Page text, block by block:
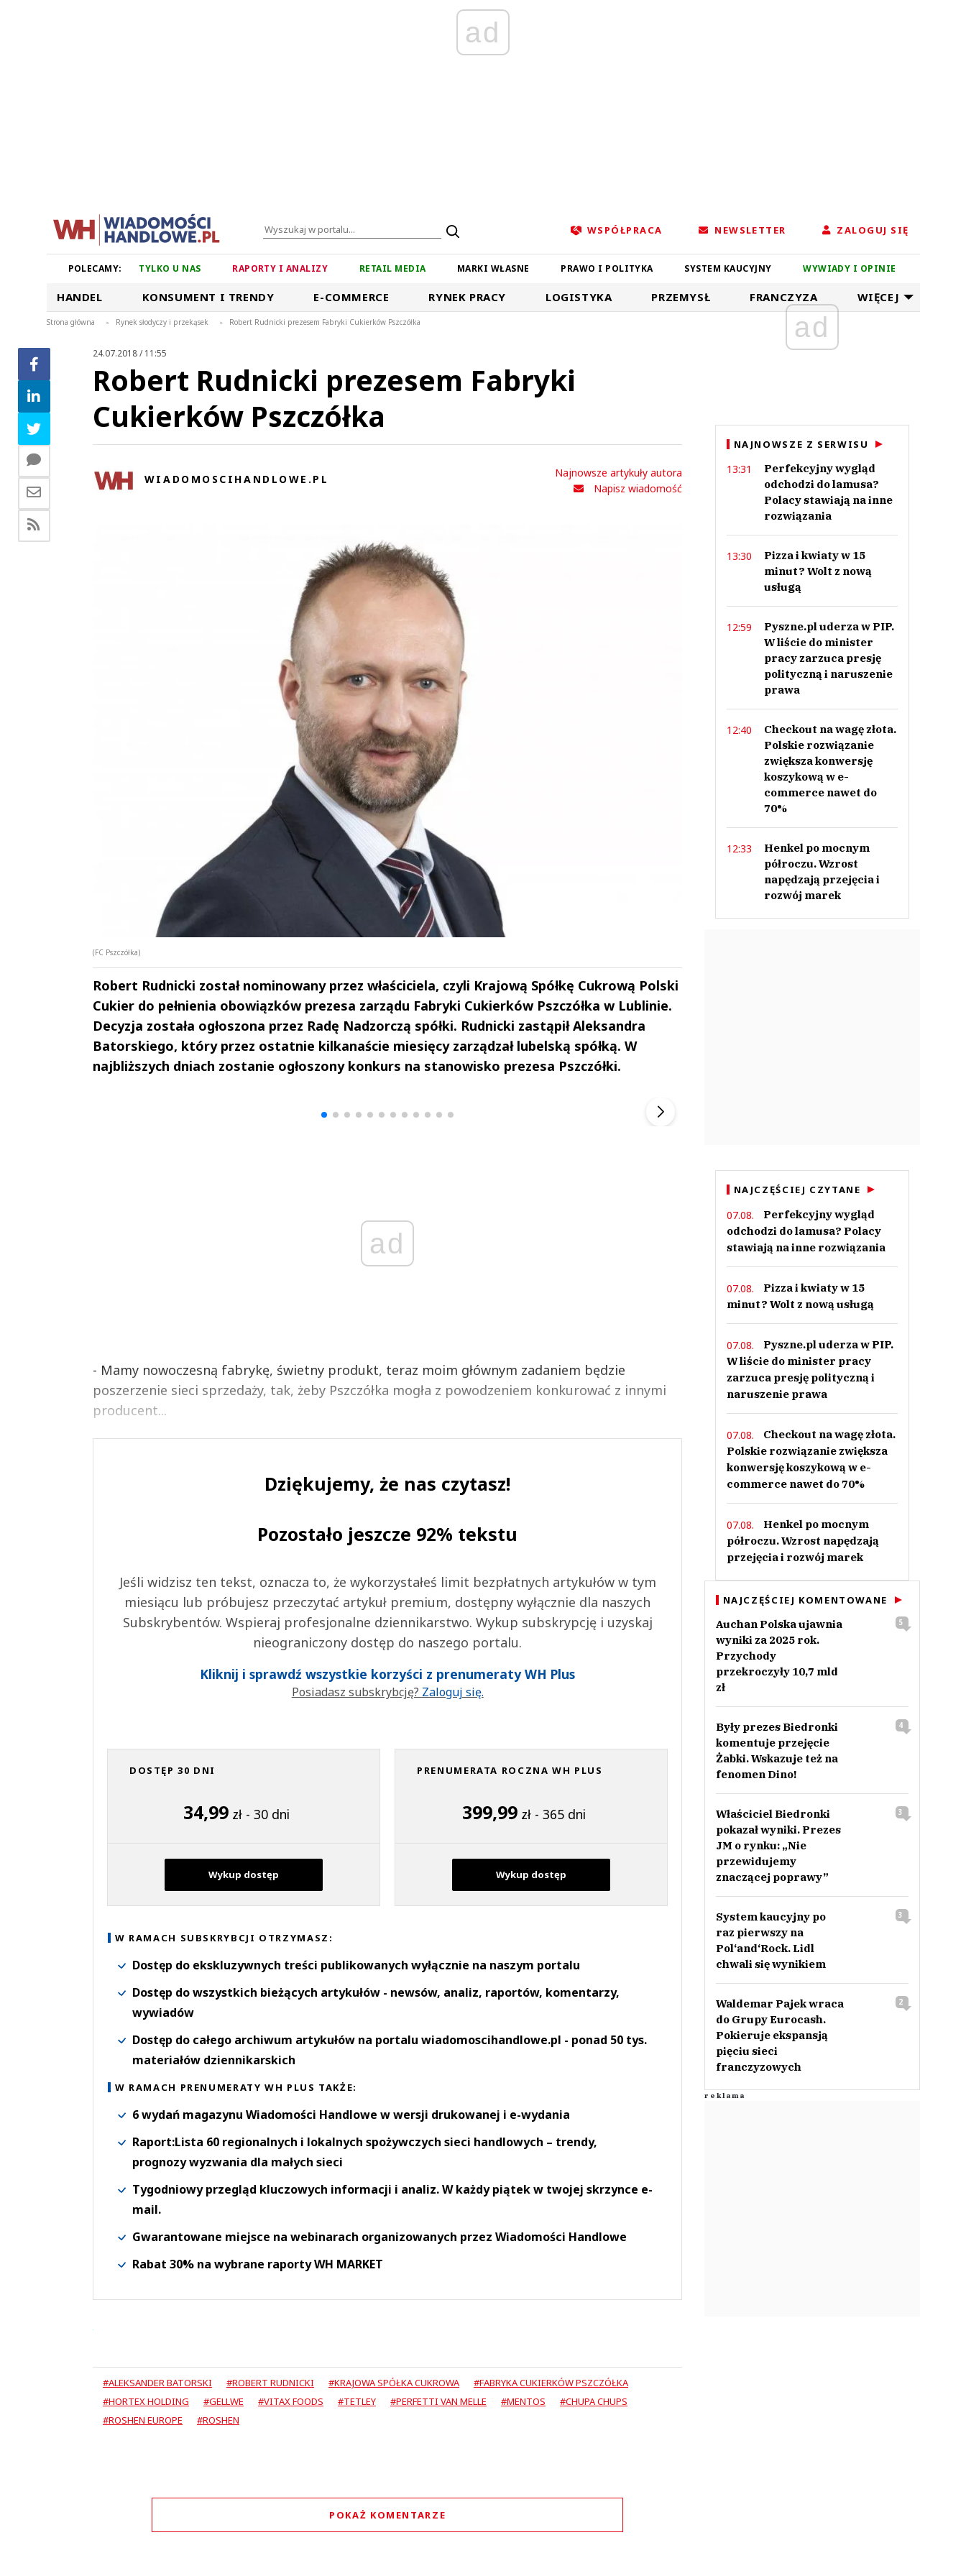
ad
WSPÓŁPRACA NEWSLETTER ZALOGUJ SIĘ
POLECAMY: TYLKO U NAS RAPORTY I ANALIZY RETAIL MEDIA MARKI WŁASNE PRAWO I POLITYKA SYSTEM KAUCYJNY WYWIADY I OPINIE
HANDEL KONSUMENT I TRENDY E-COMMERCE RYNEK PRACY LOGISTYKA PRZEMYSŁ FRANCZYZA WIĘCEJ
Strona główna > Rynek słodyczy i przekąsek > Robert Rudnicki prezesem Fabryki Cukierków Pszczółka
24.07.2018 / 11:55
Robert Rudnicki prezesem Fabryki
Cukierków Pszczółka
WIADOMOSCIHANDLOWE.PL
Najnowsze artykuły autora
Napisz wiadomość
(FC Pszczółka)
Robert Rudnicki został nominowany przez właściciela, czyli Krajową Spółkę Cukrową Polski
Cukier do pełnienia obowiązków prezesa zarządu Fabryki Cukierków Pszczółka w Lublinie.
Decyzja została ogłoszona przez Radę Nadzorczą spółki. Rudnicki zastąpił Aleksandra
Batorskiego, który przez ostatnie kilkanaście miesięcy zarządzał lubelską spółką. W
najbliższych dniach zostanie ogłoszony konkurs na stanowisko prezesa Pszczółki.
ad
- Mamy nowoczesną fabrykę, świetny produkt, teraz moim głównym zadaniem będzie
poszerzenie sieci sprzedaży, tak, żeby Pszczółka mogła z powodzeniem konkurować z innymi
producent...
Dziękujemy, że nas czytasz!
Pozostało jeszcze 92% tekstu
Jeśli widzisz ten tekst, oznacza to, że wykorzystałeś limit bezpłatnych artykułów w tym
miesiącu lub próbujesz przeczytać artykuł premium, dostępny wyłącznie dla naszych
Subskrybentów. Wspieraj profesjonalne dziennikarstwo. Wykup subskrypcję i uzyskaj
nieograniczony dostęp do naszego portalu.
Kliknij i sprawdź wszystkie korzyści z prenumeraty WH Plus
Posiadasz subskrybcję? Zaloguj się.
DOSTĘP 30 DNI
34,99 zł - 30 dni
Wykup dostęp
PRENUMERATA ROCZNA WH PLUS
399,99 zł - 365 dni
Wykup dostęp
W RAMACH SUBSKRYBCJI OTRZYMASZ:
Dostęp do ekskluzywnych treści publikowanych wyłącznie na naszym portalu
Dostęp do wszystkich bieżących artykułów - newsów, analiz, raportów, komentarzy,
wywiadów
Dostęp do całego archiwum artykułów na portalu wiadomoscihandlowe.pl - ponad 50 tys.
materiałów dziennikarskich
W RAMACH PRENUMERATY WH PLUS TAKŻE:
6 wydań magazynu Wiadomości Handlowe w wersji drukowanej i e-wydania
Raport:Lista 60 regionalnych i lokalnych spożywczych sieci handlowych – trendy,
prognozy wyzwania dla małych sieci
Tygodniowy przegląd kluczowych informacji i analiz. W każdy piątek w twojej skrzynce e-
mail.
Gwarantowane miejsce na webinarach organizowanych przez Wiadomości Handlowe
Rabat 30% na wybrane raporty WH MARKET
#ALEKSANDER BATORSKI #ROBERT RUDNICKI #KRAJOWA SPÓŁKA CUKROWA
#FABRYKA CUKIERKÓW PSZCZÓŁKA
#HORTEX HOLDING
#GELLWE #VITAX FOODS #TETLEY #PERFETTI VAN MELLE #MENTOS
#CHUPA CHUPS
#ROSHEN EUROPE
#ROSHEN
POKAŻ KOMENTARZE
Andrzej i Marta
Marta i Andrzej
ad
NAJNOWSZE Z SERWISU
13:31
Perfekcyjny wygląd
odchodzi do lamusa?
Polacy stawiają na inne
rozwiązania
13:30
Pizza i kwiaty w 15
minut? Wolt z nową
usługą
12:59
Pyszne.pl uderza w PIP.
W liście do minister
pracy zarzuca presję
polityczną i naruszenie
prawa
12:40
Checkout na wagę złota.
Polskie rozwiązanie
zwiększa konwersję
koszykową w e-
commerce nawet do
70%
12:33
Henkel po mocnym
półroczu. Wzrost
napędzają przejęcia i
rozwój marek
NAJCZĘŚCIEJ CZYTANE
07.08.
Perfekcyjny wygląd
odchodzi do lamusa? Polacy
stawiają na inne rozwiązania
07.08.
Pizza i kwiaty w 15
minut? Wolt z nową usługą
07.08.
Pyszne.pl uderza w PIP.
W liście do minister pracy
zarzuca presję polityczną i
naruszenie prawa
07.08.
Checkout na wagę złota.
Polskie rozwiązanie zwiększa
konwersję koszykową w e-
commerce nawet do 70%
07.08.
Henkel po mocnym
półroczu. Wzrost napędzają
przejęcia i rozwój marek
NAJCZĘŚCIEJ KOMENTOWANE
Auchan Polska ujawnia
wyniki za 2025 rok.
Przychody
przekroczyły 10,7 mld
zł
5
Były prezes Biedronki
komentuje przejęcie
Żabki. Wskazuje też na
fenomen Dino!
4
Właściciel Biedronki
pokazał wyniki. Prezes
JM o rynku: „Nie
przewidujemy
znaczącej poprawy”
3
System kaucyjny po
raz pierwszy na
Pol‘and‘Rock. Lidl
chwali się wynikiem
3
Waldemar Pajek wraca
do Grupy Eurocash.
Pokieruje ekspansją
pięciu sieci
franczyzowych
2